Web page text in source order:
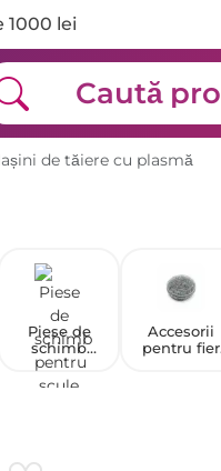
1000 lei
de tăiere cu plasmă
Piese de
schimb
pentru scule
electrice și
Accesorii
pentru fier